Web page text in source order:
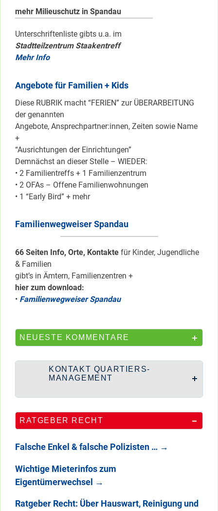
mehr Milieuschutz in Spandau
Unterschriftenliste gibts u.a. im
Stadtteilzentrum Staakentreff
Mehr Info
Angebote für Familien + Kids
Diese RUBRIK macht “FERIEN” zur ÜBERARBEITUNG
der genannten
Angebote, Ansprechpartner:innen, Zeiten sowie Name
+
“Ausrichtungen der Einrichtungen”
Demnächst an dieser Stelle – WIEDER:
• 2 Familientreffs + 1 Familienzentrum
• 2 OFAs – Offene Familienwohnungen
• 1 “Early Bird” + mehr
Familienwegweiser Spandau
66 Seiten Info, Orte, Kontakte für Kinder, Jugendliche
& Familien
gibt’s in Ämtern, Familienzentren +
hier zum download:
• Familienwegweiser Spandau
NEUESTE KOMMENTARE
KONTAKT QUARTIERS-
MANAGEMENT
RATGEBER RECHT
Falsche Enkel & falsche Polizisten … →
Wichtige Mieterinfos zum
Eigentümerwechsel →
Ratgeber Recht: Über Hauswart, Reinigung und